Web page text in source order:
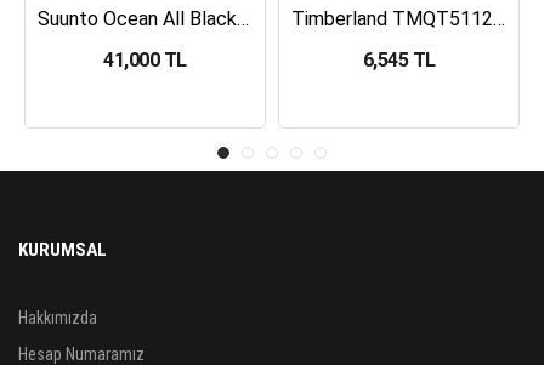
Suunto Ocean All Black Dalış Bilgisayarı SS050982000
41,000 TL
Timberland TMQT5112401 Erkek Kol Saati
6,545 TL
KURUMSAL
Hakkımızda
Hesap Numaramız